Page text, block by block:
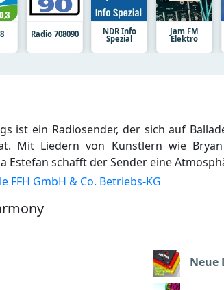
Radio 708090 NDR Info
Spezial
Jam FM
Elektro
ist ein Radiosender, der sich auf
Mit Liedern von Künstlern wie
Estefan schafft der Sender eine
FFH GmbH & Co. Betriebs-KG
Neue